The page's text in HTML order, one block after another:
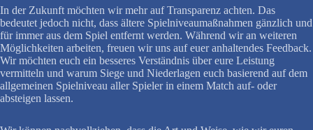
In der Zukunft möchten wir mehr auf Transparenz achten. Das
bedeutet jedoch nicht, dass ältere Spielniveaumaßnahmen gänzlich und
für immer aus dem Spiel entfernt werden. Während wir an weiteren
Möglichkeiten arbeiten, freuen wir uns auf euer anhaltendes Feedback.
Wir möchten euch ein besseres Verständnis über eure Leistung
vermitteln und warum Siege und Niederlagen euch basierend auf dem
allgemeinen Spielniveau aller Spieler in einem Match auf- oder
absteigen lassen.